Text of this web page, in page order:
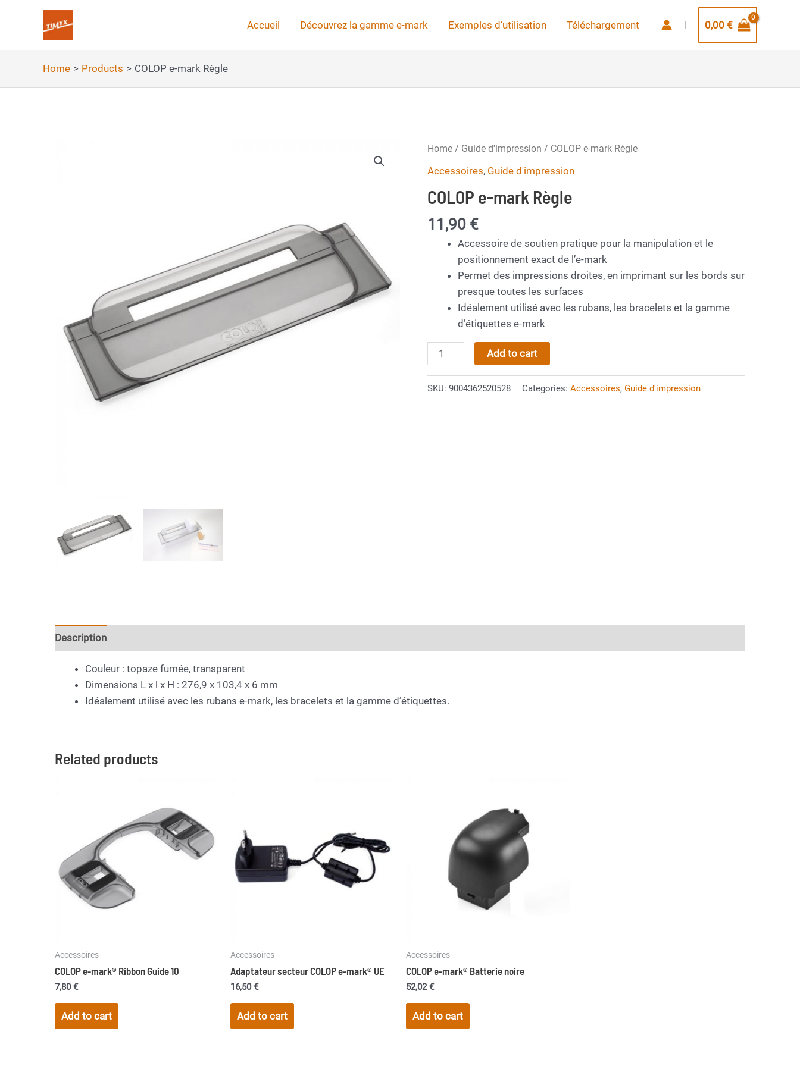
Accueil Découvrez la gamme e-mark Exemples d’utilisation Téléchargement | 0,00€
Home Products COLOP e-mark Règle
Home / Guide d'impression / COLOP e-mark Règle
Accessoires, Guide d'impression
COLOP e-mark Règle
11,90 €
Accessoire de soutien pratique pour la manipulation et le
positionnement exact de l’e-mark
Permet des impressions droites, en imprimant sur les bords sur
presque toutes les surfaces
Idéalement utilisé avec les rubans, les bracelets et la gamme
d’étiquettes e-mark
COLOP
e-
Add to cart
SKU:9004362520528 Categories:Accessoires,Guide d'impression
Description
Couleur : topaze fumée, transparent
Dimensions L x l x H : 276,9 x 103,4 x 6 mm
Idéalement utilisé avec les rubans e-mark, les bracelets et la gamme d’étiquettes.
Related products
Accessoires
COLOP e-mark® Ribbon Guide 10
7,80€
Add to cart
Accessoires
Adaptateur secteur COLOP e-mark® UE
16,50€
Add to cart
Accessoires
COLOP e-mark® Batterie noire
52,02€
Add to cart